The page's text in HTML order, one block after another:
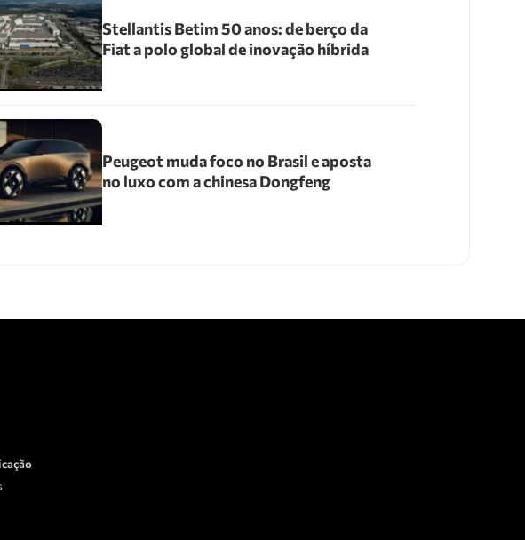
Stellantis Betim 50 anos: de berço da
Fiat a polo global de inovação híbrida
Peugeot muda foco no Brasil e aposta
no luxo com a chinesa Dongfeng